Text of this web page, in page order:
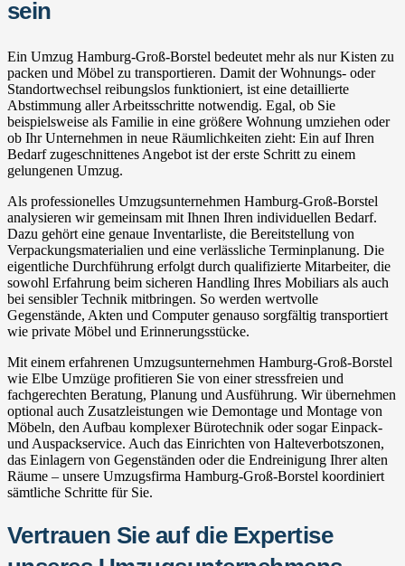
sein
Ein Umzug Hamburg-Groß-Borstel bedeutet mehr als nur Kisten zu
packen und Möbel zu transportieren. Damit der Wohnungs- oder
Standortwechsel reibungslos funktioniert, ist eine detaillierte
Abstimmung aller Arbeitsschritte notwendig. Egal, ob Sie
beispielsweise als Familie in eine größere Wohnung umziehen oder
ob Ihr Unternehmen in neue Räumlichkeiten zieht: Ein auf Ihren
Bedarf zugeschnittenes Angebot ist der erste Schritt zu einem
gelungenen Umzug.
Als professionelles Umzugsunternehmen Hamburg-Groß-Borstel
analysieren wir gemeinsam mit Ihnen Ihren individuellen Bedarf.
Dazu gehört eine genaue Inventarliste, die Bereitstellung von
Verpackungsmaterialien und eine verlässliche Terminplanung. Die
eigentliche Durchführung erfolgt durch qualifizierte Mitarbeiter, die
sowohl Erfahrung beim sicheren Handling Ihres Mobiliars als auch
bei sensibler Technik mitbringen. So werden wertvolle
Gegenstände, Akten und Computer genauso sorgfältig transportiert
wie private Möbel und Erinnerungsstücke.
Mit einem erfahrenen Umzugsunternehmen Hamburg-Groß-Borstel
wie Elbe Umzüge profitieren Sie von einer stressfreien und
fachgerechten Beratung, Planung und Ausführung. Wir übernehmen
optional auch Zusatzleistungen wie Demontage und Montage von
Möbeln, den Aufbau komplexer Bürotechnik oder sogar Einpack-
und Auspackservice. Auch das Einrichten von Halteverbotszonen,
das Einlagern von Gegenständen oder die Endreinigung Ihrer alten
Räume – unsere Umzugsfirma Hamburg-Groß-Borstel koordiniert
sämtliche Schritte für Sie.
Vertrauen Sie auf die Expertise